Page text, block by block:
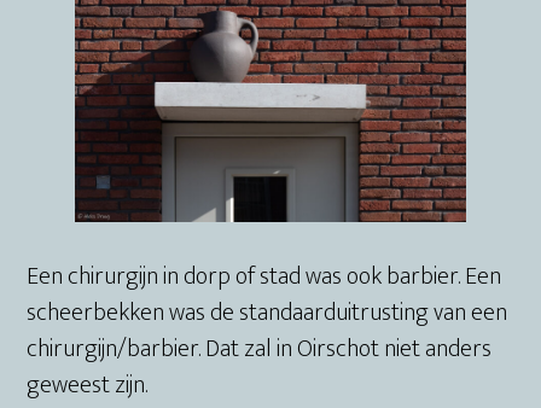
Een chirurgijn in dorp of stad was ook barbier. Een
scheerbekken was de standaarduitrusting van een
chirurgijn/barbier. Dat zal in Oirschot niet anders
geweest zijn.